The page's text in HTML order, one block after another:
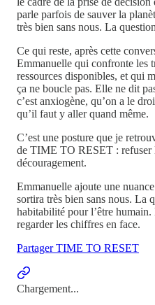
parle parfois de sauver la
très bien sans nous. La
Ce qui reste, après cette
Emmanuelle qui confronte les
ressources disponibles, et qui
ça ne boucle pas. Elle ne dit
c’est anxiogène, qu’on a le
qu’il faut y aller quand même.
C’est une posture que je
de TIME TO RESET : refuser
découragement.
Emmanuelle ajoute une
sortira très bien sans nous. La
habitabilité pour l’être
regarder les chiffres en face.
Partager TIME TO RESET
Chargement...